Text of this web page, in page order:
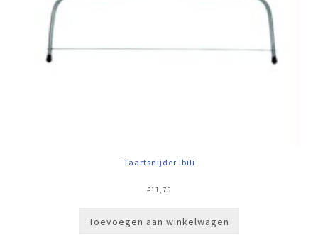
Taartsnijder Ibili
€11,75
Toevoegen aan winkelwagen